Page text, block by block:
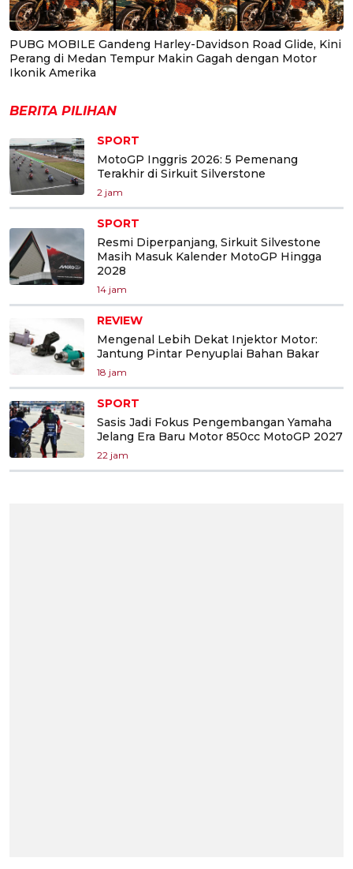
PUBG MOBILE Gandeng Harley-Davidson Road Glide, Kini
Perang di Medan Tempur Makin Gagah dengan Motor
Ikonik Amerika
BERITA PILIHAN
SPORT
MotoGP Inggris 2026: 5 Pemenang
Terakhir di Sirkuit Silverstone
2 jam
SPORT
Resmi Diperpanjang, Sirkuit Silvestone
Masih Masuk Kalender MotoGP Hingga
2028
14 jam
REVIEW
Mengenal Lebih Dekat Injektor Motor:
Jantung Pintar Penyuplai Bahan Bakar
18 jam
SPORT
Sasis Jadi Fokus Pengembangan Yamaha
Jelang Era Baru Motor 850cc MotoGP 2027
22 jam